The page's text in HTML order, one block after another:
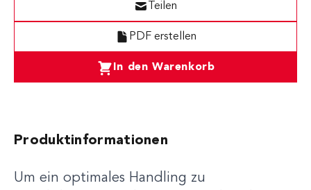
In den Warenkorb
PDF erstellen
Teilen
Produktinformationen
Um ein optimales Handling zu